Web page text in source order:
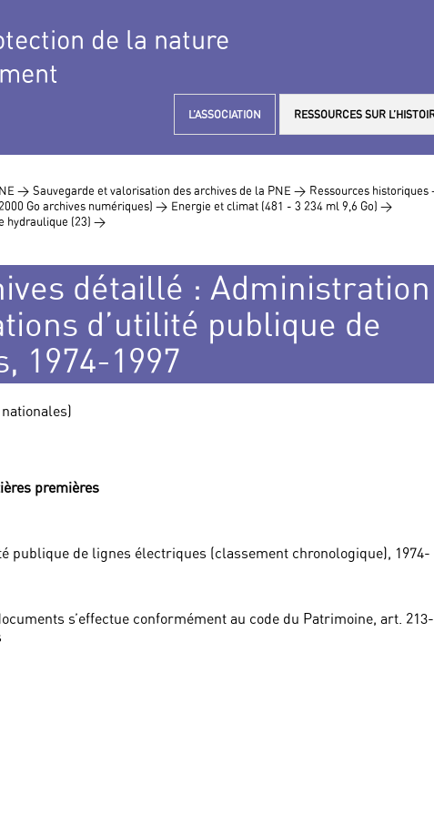
de la nature
L’ASSOCIATION RESSOURCES SUR
> Sauvegarde et valorisation des archives de la PNE > Ressources
Go archives numériques) > Energie et climat (481 - 3 234 ml 9,6 Go) >
hydraulique (23) >
détaillé : Administration
d’utilité publique de
1974-1997
premières
publique de lignes électriques (classement chronologique), 1974-
s’effectue conformément au code du Patrimoine, art.